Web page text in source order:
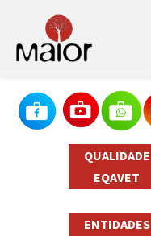
QUALIDADE
EQAVET
ENTIDADES